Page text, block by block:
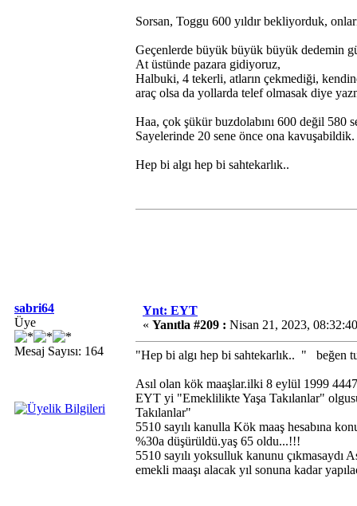
Sorsan, Toggu 600 yıldır bekliyorduk,
Geçenlerde büyük büyük büyük dedemin
At üstünde pazara gidiyoruz,
Halbuki, 4 tekerli, atların çekmediği,
araç olsa da yollarda telef olmasak diye
Haa, çok şükür buzdolabını 600 değil 580
Sayelerinde 20 sene önce ona kavuşabildik.
Hep bi algı hep bi sahtekarlık..
sabri64
Üye
Mesaj Sayısı: 164
Ynt: EYT
« Yanıtla #209 : Nisan 21, 2023,
"Hep bi algı hep bi sahtekarlık.. " beğen
Asıl olan kök maaşlar.ilki 8 eylül 1999
EYT yi "Emeklilikte Yaşa Takılanlar"
Takılanlar"
5510 sayılı kanulla Kök maaş hesabına
%30a düşürüldü.yaş 65 oldu...!!!
5510 sayılı yoksulluk kanunu
emekli maaşı alacak yıl sonuna kadar